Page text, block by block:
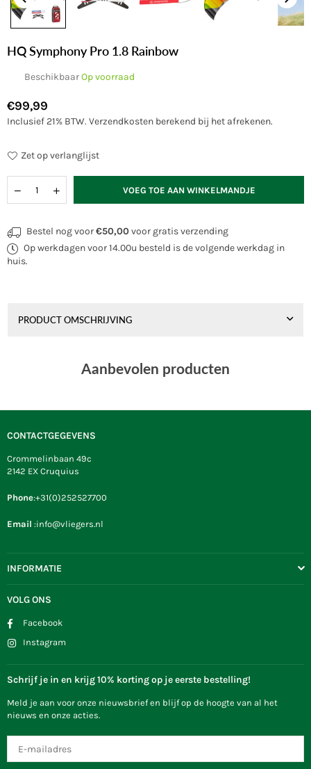
HQ Symphony Pro 1.8 Rainbow
BeschikbaarOp voorraad
Normale
prijs
€99,99
Inclusief 21% BTW. Verzendkosten berekend bij het afrekenen.
Zet op verlanglijst
VOEG TOE AAN WINKELMANDJE
Bestel nog voor€50,00voor gratis verzending
Op werkdagen voor 14.00u besteld is de volgende werkdag in
huis.
PRODUCT OMSCHRIJVING
Aanbevolen producten
CONTACTGEGEVENS
Crommelinbaan 49c
2142 EX Cruquius
Phone:+31(0)252527700
Email :info@vliegers.nl
INFORMATIE
VOLG ONS
Facebook
Instagram
Schrijf je in en krijg 10% korting op je eerste bestelling!
Meld je aan voor onze nieuwsbrief en blijf op de hoogte van al het
nieuws en onze acties.